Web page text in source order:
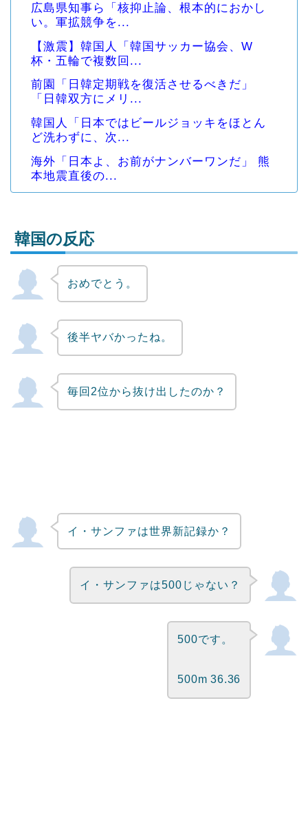
広島県知事ら「核抑止論、根本的におかし
い。軍拡競争を...
【激震】韓国人「韓国サッカー協会、W
杯・五輪で複数回...
前園「日韓定期戦を復活させるべきだ」
「日韓双方にメリ...
韓国人「日本ではビールジョッキをほとん
ど洗わずに、次...
海外「日本よ、お前がナンバーワンだ」 熊
本地震直後の...
Powered by livedoor 相互RSS
韓国の反応
おめでとう。
後半ヤバかったね。
毎回2位から抜け出したのか？
イ・サンファは世界新記録か？
イ・サンファは500じゃない？
500です。
500m 36.36